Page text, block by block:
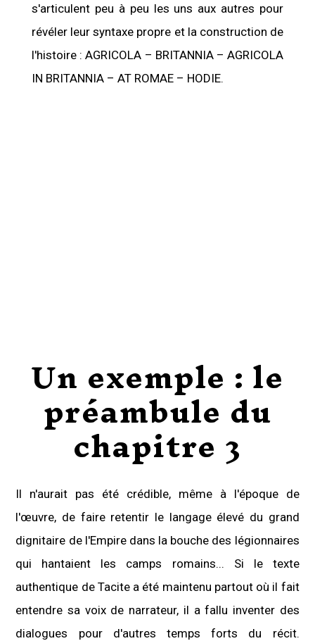
s'articulent peu à peu les uns aux autres pour
révéler leur syntaxe propre et la construction de
l'histoire : AGRICOLA – BRITANNIA – AGRICOLA
IN BRITANNIA – AT ROMAE – HODIE.
Un exemple : le
préambule du
chapitre 3
Il n'aurait pas été crédible, même à l'époque de
l'œuvre, de faire retentir le langage élevé du grand
dignitaire de l'Empire dans la bouche des légionnaires
qui hantaient les camps romains... Si le texte
authentique de Tacite a été maintenu partout où il fait
entendre sa voix de narrateur, il a fallu inventer des
dialogues pour d'autres temps forts du récit.